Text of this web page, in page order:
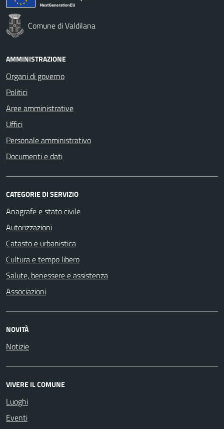
Comune di Valdilana
AMMINISTRAZIONE
Organi di governo
Politici
Aree amministrative
Uffici
Personale amministrativo
Documenti e dati
CATEGORIE DI SERVIZIO
Anagrafe e stato civile
Autorizzazioni
Catasto e urbanistica
Cultura e tempo libero
Salute, benessere e assistenza
Associazioni
NOVITÀ
Notizie
VIVERE IL COMUNE
Luoghi
Eventi